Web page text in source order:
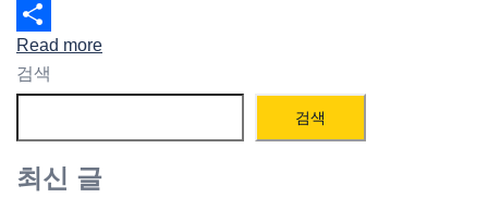
Email
Share
Read more
검색
검색
최신 글